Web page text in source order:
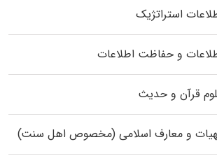
استراتژیک
و حفاظت اطلاعات
قرآن و حدیث
و معارف اسلامی (مخصوص اهل سنت)